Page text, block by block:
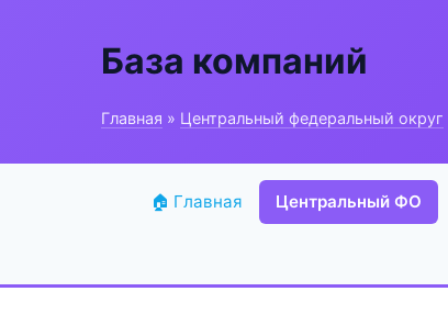
База компаний
Главная » Центральный федеральный округ
🏠 Главная Центральный ФО